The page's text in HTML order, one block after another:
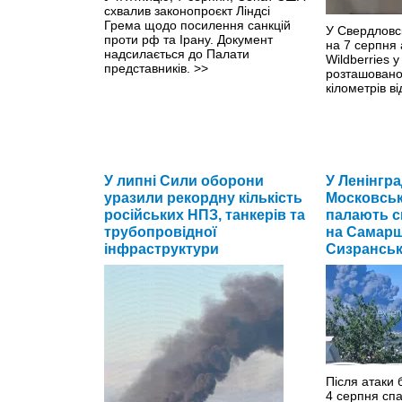
схвалив законопроєкт Ліндсі
Грема щодо посилення санкцій
проти рф та Ірану. Документ
надсилається до Палати
представників. >>
У
на 7 серпня
Wildberries у
кілометрів
У липні Сили оборони
уразили рекордну кількість
російських НПЗ, танкерів та
трубопровідної
інфраструктури
У
палають
на
Після атаки
4 серпня